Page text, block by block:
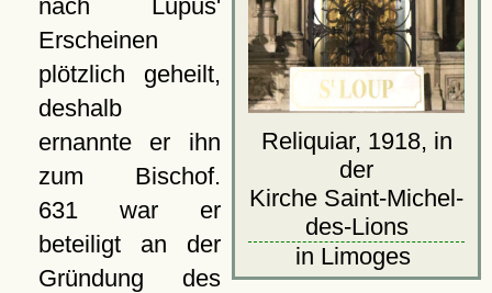
Reliquiar, 1918, in
der
Kirche Saint-Michel-
des-Lions
in Limoges
nach Lupus'
Erscheinen
plötzlich geheilt,
deshalb
ernannte er ihn
zum Bischof.
631 war er
beteiligt an der
Gründung des